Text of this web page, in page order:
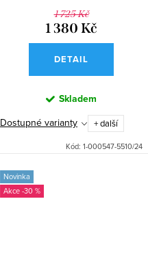
1 725 Kč
1 380 Kč
DETAIL
Skladem
Dostupné varianty + další
Kód: 1-000547-5510/24
Novinka
-30 %